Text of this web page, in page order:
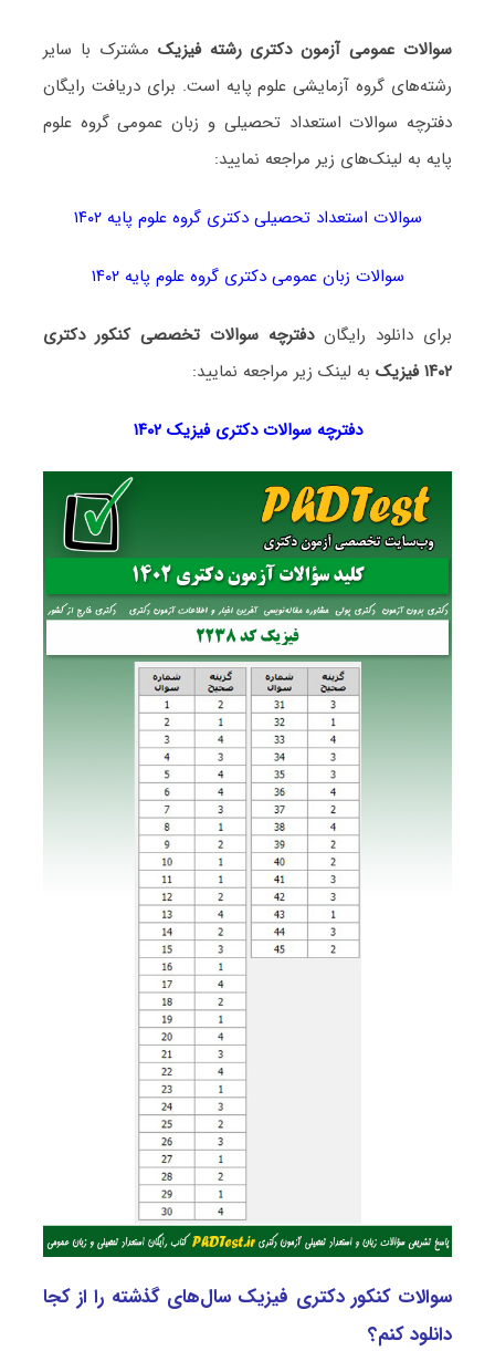
سوالات عمومی آزمون دکتری رشته فیزیک مشترک با سایر
رشته‌های گروه آزمایشی علوم پایه است. برای دریافت رایگان
دفترچه سوالات استعداد تحصیلی و زبان عمومی گروه علوم
پایه به لینک‌های زیر مراجعه نمایید:
سوالات استعداد تحصیلی دکتری گروه علوم پایه ۱۴۰۲
سوالات زبان عمومی دکتری گروه علوم پایه ۱۴۰۲
برای دانلود رایگاندفترچه سوالات تخصصی کنکور دکتری
۱۴۰۲ فیزیک
به لینک زیر مراجعه نمایید:
دفترچه سوالات دکتریفیزیک ۱۴۰۲
سوالات کنکور دکتری فیزیک سال‌های گذشته را از کجا
دانلود کنم؟